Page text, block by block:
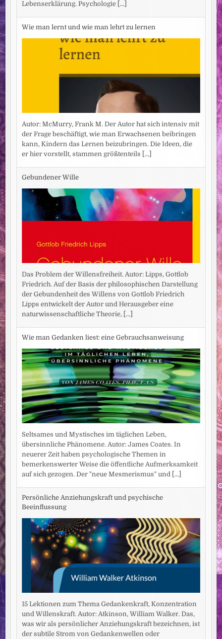
Lebenserklärung. Psychologie [...]
Wie man lernt und wie man lehrt zu lernen
Autor: McMurry, Frank M. Der Autor hat sich intensiv mit
der Frage beschäftigt, wie man Erwachsenen beibringen
kann, Kindern das Lernen beizubringen. Die Ideen, die
er hier vorstellt, stammen größtenteils
[...]
Gebundener Wille
Das Problem der Willensfreiheit. Autor: Lipps, Gottlob
Friedrich. Auf der Basis der philosophischen Darstellung
der Gebundenheit des Willens von Gottlob Friedrich
Lipps entwickelt der Autor und Herausgeber eine
naturwissenschaftliche Theorie,
[...]
Wie man Gedanken liest: eine Gebrauchsanweisung
Seltsames und Mystisches im täglichen Leben,
übersinnliche Phänomene. Autor: James Coates. In
neuerer Zeit haben psychologische Themen in
bemerkenswerter Weise die öffentliche Aufmerksamkeit
auf sich gezogen. Der "neue Mesmerismus" und
[...]
Persönliche Anziehungskraft und psychische
Beeinflussung
15 Lektionen zum Thema Gedankenkraft, Konzentration
und Willenskraft. Autor: Atkinson, William Walker. Das,
was wir als persönlicher Anziehungskraft bezeichnen, ist
der subtile Strom von Gedankenwellen oder